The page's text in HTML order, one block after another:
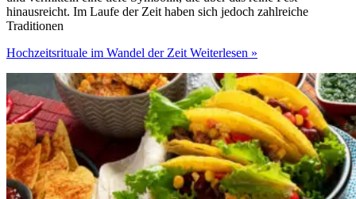
hinausreicht. Im Laufe der Zeit haben sich jedoch zahlreiche
Traditionen
Hochzeitsrituale im Wandel der Zeit Weiterlesen »